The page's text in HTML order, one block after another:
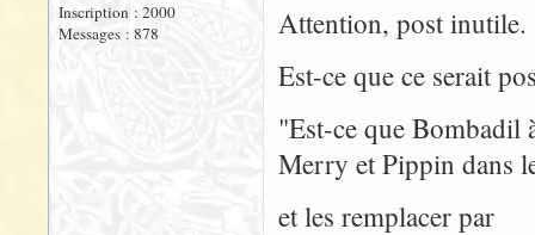
Inscription : 2000
Messages : 878
Attention, post inutile.
Est-ce que ce serait
"Est-ce que Bombadil
Merry et Pippin dans
et les remplacer par